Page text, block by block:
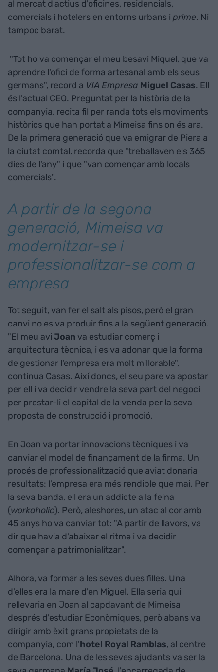
al mercat d'actius d'oficines, residencials,
comercials i hotelers en entorns urbans i prime. Ni
tampoc barat.
"Tot ho va començar el meu besavi Miquel, que va
aprendre l'ofici de forma artesanal amb els seus
germans", record a VIA Empresa Miguel Casas. Ell
és l'actual CEO. Preguntat per la història de la
companyia, recita fil per randa tots els moviments
històrics que han portat a Mimeisa fins on és ara.
De la primera generació que va emigrar de Piera a
la ciutat comtal, recorda que "treballaven els 365
dies de l'any" i que "van començar amb locals
comercials".
A partir de la segona
generació, Mimeisa va
modernitzar-se i
professionalitzar-se com a
empresa
Tot seguit, van fer el salt als pisos, però el gran
canvi no es va produir fins a la següent generació.
"El meu avi Joan va estudiar comerç i
arquitectura tècnica, i es va adonar que la forma
de gestionar l'empresa era molt millorable",
continua Casas. Així doncs, el seu pare va apostar
per ell i va decidir vendre la seva part del negoci
per prestar-li el capital de la venda per la seva
proposta de construcció i promoció.
En Joan va portar innovacions tècniques i va
canviar el model de finançament de la firma. Un
procés de professionalització que aviat donaria
resultats: l'empresa era més rendible que mai. Per
la seva banda, ell era un addicte a la feina
(workaholic). Però, aleshores, un atac al cor amb
45 anys ho va canviar tot: "A partir de llavors, va
dir que havia d'abaixar el ritme i va decidir
començar a patrimonialitzar".
Alhora, va formar a les seves dues filles. Una
d'elles era la mare d'en Miguel. Ella seria qui
rellevaria en Joan al capdavant de Mimeisa
després d'estudiar Econòmiques, però abans va
dirigir amb èxit grans propietats de la
companyia, com l'hotel Royal Ramblas, al centre
de Barcelona. Una de les seves ajudants va ser la